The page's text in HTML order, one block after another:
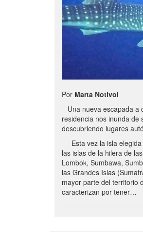
Por Marta Notivol
Una nueva escapada a
residencia nos inunda de
descubriendo lugares
Esta vez la isla elegida
las islas de la hilera de
Lombok, Sumbawa,
las Grandes Islas
mayor parte del territorio
caracterizan por tener…